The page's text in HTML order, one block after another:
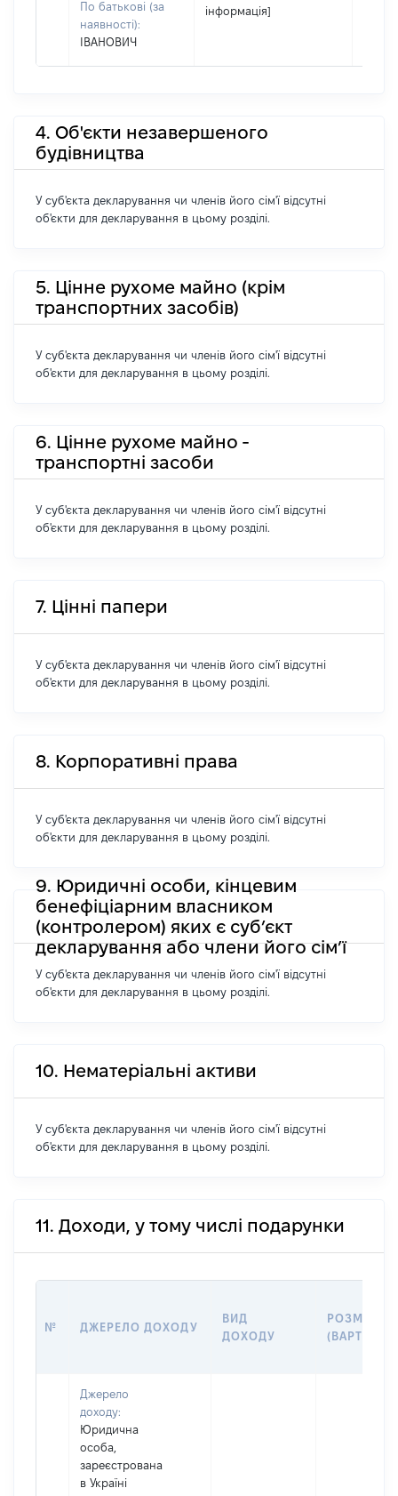
По батькові (за
наявності):
ІВАНОВИЧ
інформація]
4. Об'єкти незавершеного
будівництва
У суб'єкта декларування чи членів його сім'ї відсутні
об'єкти для декларування в цьому розділі.
5. Цінне рухоме майно (крім
транспортних засобів)
У суб'єкта декларування чи членів його сім'ї відсутні
об'єкти для декларування в цьому розділі.
6. Цінне рухоме майно -
транспортні засоби
У суб'єкта декларування чи членів його сім'ї відсутні
об'єкти для декларування в цьому розділі.
7. Цінні папери
У суб'єкта декларування чи членів його сім'ї відсутні
об'єкти для декларування в цьому розділі.
8. Корпоративні права
У суб'єкта декларування чи членів його сім'ї відсутні
об'єкти для декларування в цьому розділі.
9. Юридичні особи, кінцевим
бенефіціарним власником
(контролером) яких є суб’єкт
декларування або члени його сім’ї
У суб'єкта декларування чи членів його сім'ї відсутні
об'єкти для декларування в цьому розділі.
10. Нематеріальні активи
У суб'єкта декларування чи членів його сім'ї відсутні
об'єкти для декларування в цьому розділі.
11. Доходи, у тому числі подарунки
№ ДЖЕРЕЛО ДОХОДУ
ВИД
ДОХОДУ
РОЗМІР
(ВАРТІСТЬ)
Джерело
доходу:
Юридична
особа,
зареєстрована
в Україні